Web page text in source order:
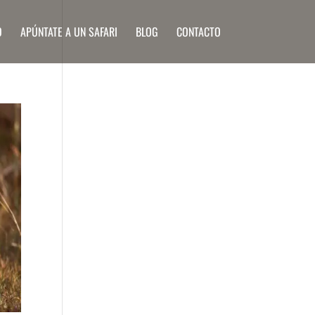
APÚNTATE A UN SAFARI BLOG CONTACTO